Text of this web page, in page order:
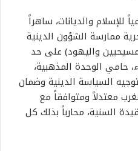
للإسلام والديانات، ساهراً
ممارسة الشؤون الدينية
واليهود) على حد
حامي الوحدة المذهبية،
السياسة الدينية وضمان
معتدلاً ومتوافقاً مع
السنية، محارباً بذلك كل